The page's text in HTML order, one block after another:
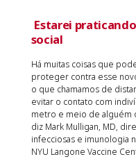
Estarei
social
Há muitas coisas que
proteger contra esse
o que chamamos de
evitar o contato com
metro e meio de alguém
diz Mark Mulligan, MD,
infecciosas e imunologia
NYU Langone Vaccine